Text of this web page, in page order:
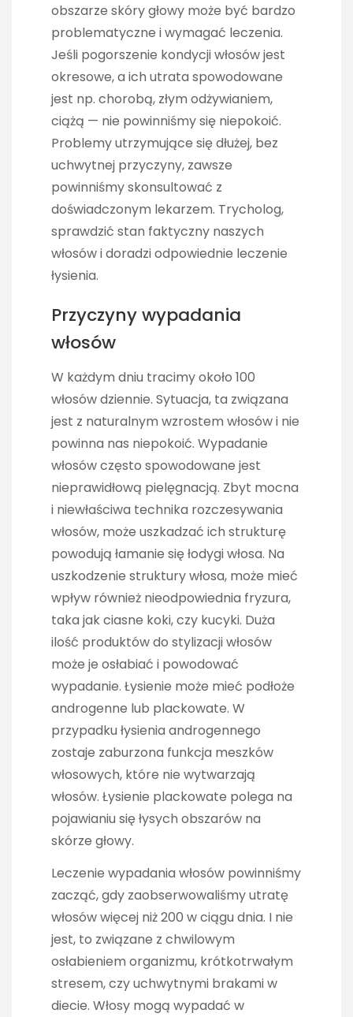
obszarze skóry głowy może być bardzo
problematyczne i wymagać leczenia.
Jeśli pogorszenie kondycji włosów jest
okresowe, a ich utrata spowodowane
jest np. chorobą, złym odżywianiem,
ciążą — nie powinniśmy się niepokoić.
Problemy utrzymujące się dłużej, bez
uchwytnej przyczyny, zawsze
powinniśmy skonsultować z
doświadczonym lekarzem. Trycholog,
sprawdzić stan faktyczny naszych
włosów i doradzi odpowiednie leczenie
łysienia.
Przyczyny wypadania
włosów
W każdym dniu tracimy około 100
włosów dziennie. Sytuacja, ta związana
jest z naturalnym wzrostem włosów i nie
powinna nas niepokoić. Wypadanie
włosów często spowodowane jest
nieprawidłową pielęgnacją. Zbyt mocna
i niewłaściwa technika rozczesywania
włosów, może uszkadzać ich strukturę
powodują łamanie się łodygi włosa. Na
uszkodzenie struktury włosa, może mieć
wpływ również nieodpowiednia fryzura,
taka jak ciasne koki, czy kucyki. Duża
ilość produktów do stylizacji włosów
może je osłabiać i powodować
wypadanie. Łysienie może mieć podłoże
androgenne lub plackowate. W
przypadku łysienia androgennego
zostaje zaburzona funkcja meszków
włosowych, które nie wytwarzają
włosów. Łysienie plackowate polega na
pojawianiu się łysych obszarów na
skórze głowy.
Leczenie wypadania włosów powinniśmy
zacząć, gdy zaobserwowaliśmy utratę
włosów więcej niż 200 w ciągu dnia. I nie
jest, to związane z chwilowym
osłabieniem organizmu, krótkotrwałym
stresem, czy uchwytnymi brakami w
diecie. Włosy mogą wypadać w